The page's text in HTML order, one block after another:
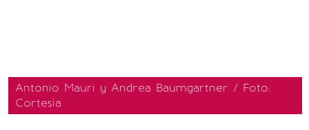
Antonio Mauri y Andrea Baumgartner / Foto:
Cortesía